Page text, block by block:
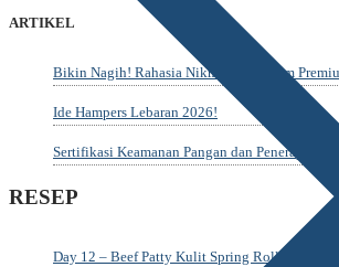
ARTIKEL
Bikin Nagih! Rahasia Nikmatin Dimsum
Ide Hampers Lebaran 2026!
Sertifikasi Keamanan Pangan dan
RESEP
Day 12 – Beef Patty Kulit Spring Roll